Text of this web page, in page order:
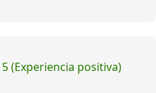
5 (Experiencia positiva)